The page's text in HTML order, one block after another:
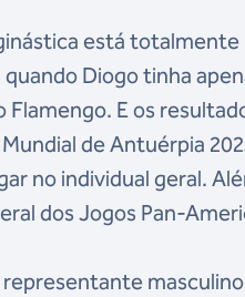
está
Diogo tinha
E os
de Antuérpia
no individual geral.
dos Jogos Pan-